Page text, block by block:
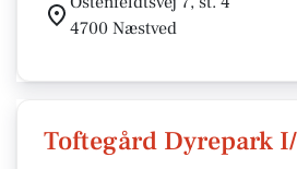
4700 Næstved
Toftegård Dyrepark